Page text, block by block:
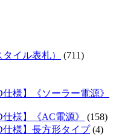
イル表札）
(711)
様】《ソーラー電源》
様】《AC電源》
(158)
仕様】長方形タイプ(4)